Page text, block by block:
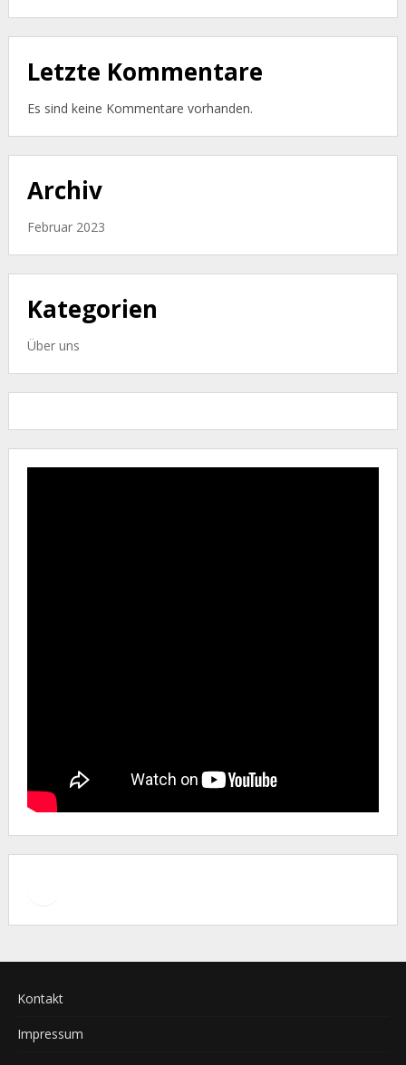
Letzte Kommentare
Es sind keine Kommentare vorhanden.
Archiv
Februar 2023
Kategorien
Über uns
Kontakt
Impressum